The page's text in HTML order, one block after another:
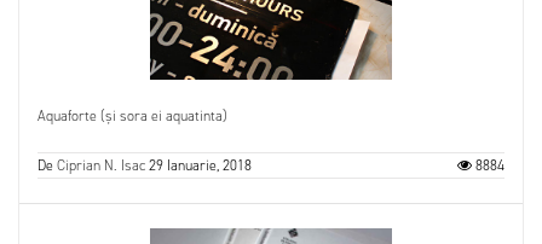
Aquaforte (și sora ei aquatinta)
DeCiprian N. Isac29 Ianuarie, 2018 8884